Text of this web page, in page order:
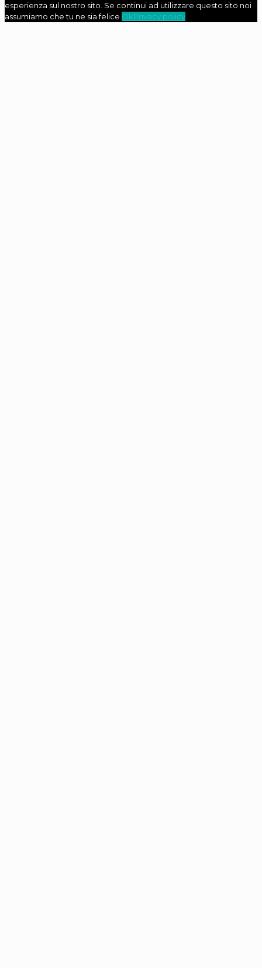
esperienza sul nostro sito. Se continui ad utilizzare questo sito noi
assumiamo che tu ne sia felice. OkPrivacy policy